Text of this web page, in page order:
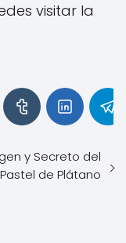
visitar la
y Secreto del
Pastel de Plátano